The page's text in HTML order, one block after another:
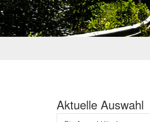
Aktuelle Auswahl